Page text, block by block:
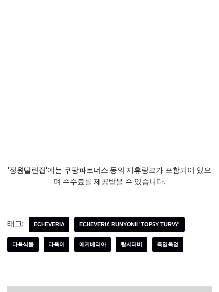
'정원딸린집'에는 쿠팡파트너스 등의 제휴링크가 포함되어 있으
며 수수료를 제공받을 수 있습니다.
태그: ECHEVERIA ECHEVERIA RUNYONII 'TOPSY TURVY'
다육식물 다육이 에케베리아 탑시터비 특엽옥접